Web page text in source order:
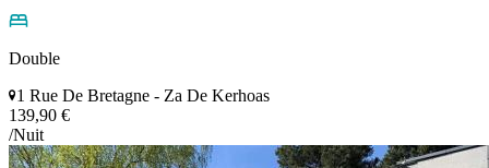
Double
1 Rue De Bretagne - Za De Kerhoas
139,90 €
/Nuit